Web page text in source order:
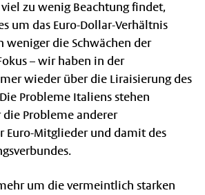
zu wenig Beachtung findet,
um das Euro-Dollar-Verhältnis
weniger die Schwächen der
– wir haben in der
wieder über die Liraisierung des
Probleme Italiens stehen
Probleme anderer
Euro-Mitglieder und damit des
um die vermeintlich starken